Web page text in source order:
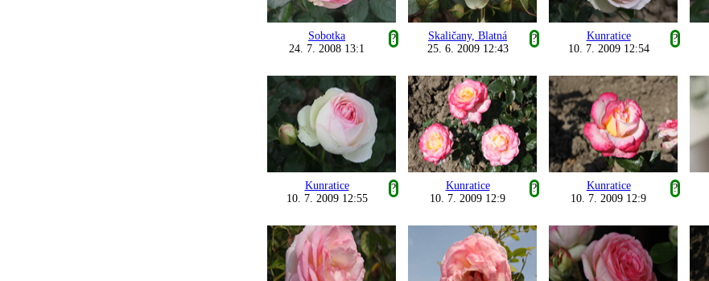
Sobotka
?
24. 7. 2008 13:1
Skaličany, Blatná
?
25. 6. 2009 12:43
Kunratice
?
10. 7. 2009 12:54
Kunratice
?
10. 7. 2009 12:55
Kunratice
?
10. 7. 2009 12:9
Kunratice
?
10. 7. 2009 12:9